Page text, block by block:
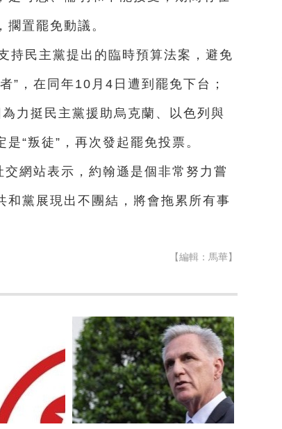
置罷免動議。
持民主黨提出的臨時預算法案，避免
”，在同年10月4日遭到罷免下台；
力挺民主黨援助烏克蘭、以色列與
“叛徒”，再次發起罷免投票。
網站表示，約翰遜是個非常努力嘗
黨展現出不團結，將會拖累所有事
【編輯：馬華】